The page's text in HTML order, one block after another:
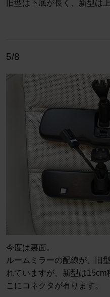
旧型は下底が長く、新型は
5/8
今度は裏面。
ルームミラーの配線が、旧
れていますが、新型は
こにコネクタが有ります。